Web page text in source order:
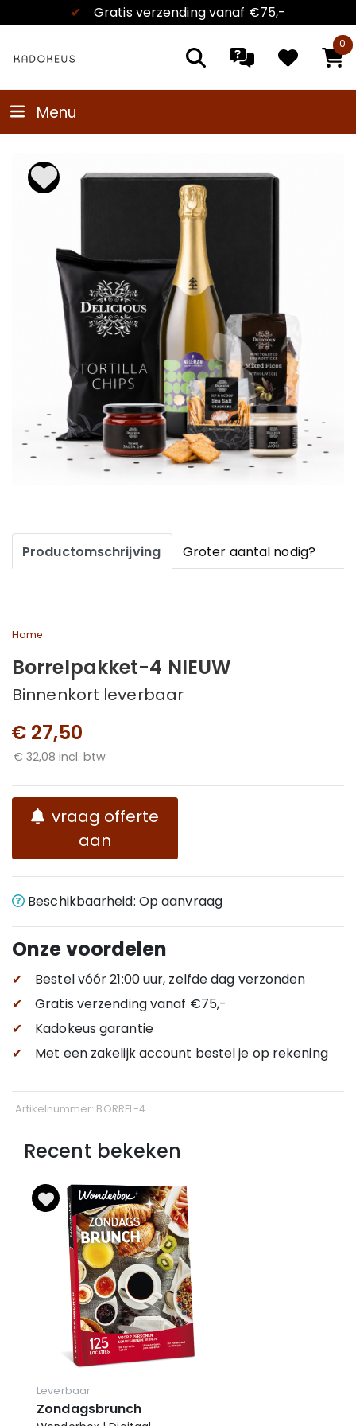
✔ Kadokeus garantie
0
Menu
Productomschrijving Groter aantal nodig?
Home
Borrelpakket-4 NIEUW
Binnenkort leverbaar
€ 27,50
€ 32,08 incl. btw
vraag offerte
aan
Beschikbaarheid: Op aanvraag
Onze voordelen
✔
Bestel vóór 21:00 uur, zelfde dag verzonden
✔
Gratis verzendingvanaf €75,-
✔
Kadokeus garantie
✔
Met een zakelijk account bestel je op rekening
Artikelnummer: BORREL-4
Recent bekeken
Leverbaar
Zondagsbrunch